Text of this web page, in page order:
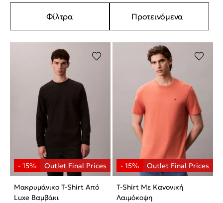
Φίλτρα Προτεινόμενα
Μακρυμάνικο T-Shirt Από
Luxe Βαμβάκι
T-Shirt Με Κανονική
Λαιμόκοψη